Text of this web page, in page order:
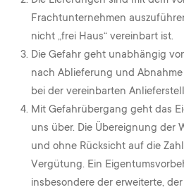
Frachtunternehmen
nicht „frei Haus“ vereinbart ist.
Die Gefahr geht unabhängig
nach Ablieferung und
bei der vereinbarten
Mit Gefahrübergang geht das
uns über. Die Übereignung der
und ohne Rücksicht auf die
Vergütung. Ein
insbesondere der erweiterte,